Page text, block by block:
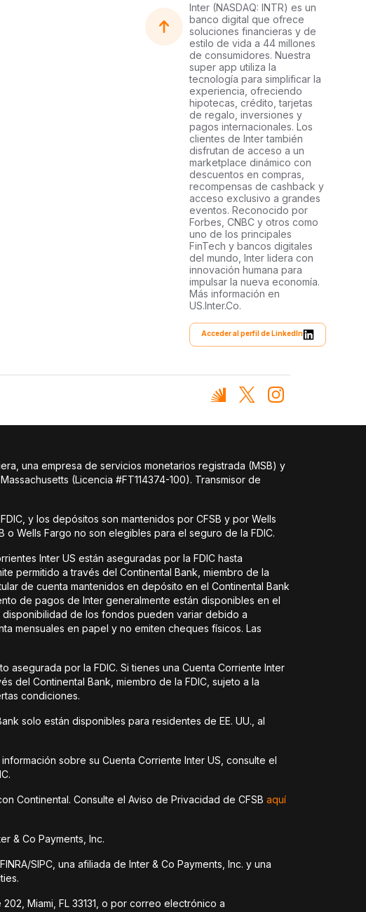
Inter (NASDAQ: INTR) es un
banco digital que ofrece
soluciones financieras y de
estilo de vida a 44 millones
de consumidores. Nuestra
super app utiliza la
tecnología para simplificar la
experiencia, ofreciendo
hipotecas, crédito, tarjetas
de regalo, inversiones y
pagos internacionales. Los
clientes de Inter también
disfrutan de acceso a un
marketplace dinámico con
descuentos en compras,
recompensas de cashback y
acceso exclusivo a grandes
eventos. Reconocido por
Forbes, CNBC y otros como
uno de los principales
FinTech y bancos digitales
del mundo, Inter lidera con
innovación humana para
impulsar la nueva economía.
Más información en
US.Inter.Co.
Acceder al perfil de LinkedIn
una empresa de servicios monetarios registrada (MSB) y
(Licencia #FT114374-100). Transmisor de
y los depósitos son mantenidos por CFSB y por Wells
o Wells Fargo no son elegibles para el seguro de la FDIC.
Inter US están aseguradas por la FDIC hasta
permitido a través del Continental Bank, miembro de la
de cuenta mantenidos en depósito en el Continental Bank
de pagos de Inter generalmente están disponibles en el
de los fondos pueden variar debido a
mensuales en papel y no emiten cheques físicos. Las
por la FDIC. Si tienes una Cuenta Corriente Inter
del Continental Bank, miembro de la FDIC, sujeto a la
condiciones.
solo están disponibles para residentes de EE. UU., al
sobre su Cuenta Corriente Inter US, consulte el
Continental. Consulte el Aviso de Privacidad de CFSB aquí
& Co Payments, Inc.
SIPC, una afiliada de Inter & Co Payments, Inc. y una
Miami, FL 33131, o por correo electrónico a